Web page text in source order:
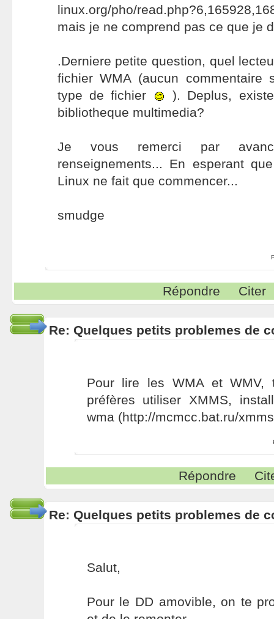
linux.org/pho/
mais je ne comprend pas ce que je
.Derniere petite question, quel
fichier WMA (aucun commentaire
type de fichier
). Deplus,
bibliotheque multimedia?
Je vous remerci par
renseignements... En esperant
Linux ne fait que commencer...
smudge
Répondre Citer
Re: Quelques petits problemes de
Pour lire les WMA et
préfères utiliser XMMS,
wma (http://mcmcc.bat.ru/
Répondre
Re: Quelques petits problemes de
Salut,
Pour le DD amovible, on te